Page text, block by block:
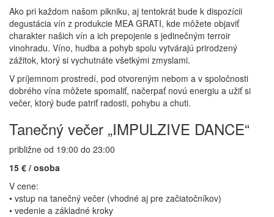
Ako pri každom našom pikniku, aj tentokrát bude k dispozícii
degustácia vín z produkcie MEA GRATI, kde môžete objaviť
charakter našich vín a ich prepojenie s jedinečným terroir
vinohradu. Víno, hudba a pohyb spolu vytvárajú prirodzený
zážitok, ktorý si vychutnáte všetkými zmyslami.
V príjemnom prostredí, pod otvoreným nebom a v spoločnosti
dobrého vína môžete spomaliť, načerpať novú energiu a užiť si
večer, ktorý bude patriť radosti, pohybu a chuti.
Tanečný večer „IMPULZIVE DANCE“
približne od 19:00 do 23:00
15 € / osoba
V cene:
• vstup na tanečný večer (vhodné aj pre začiatočníkov)
• vedenie a základné kroky